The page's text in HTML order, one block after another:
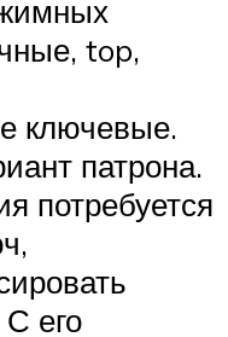
top,
ключевые.
патрона.
потребуется
его